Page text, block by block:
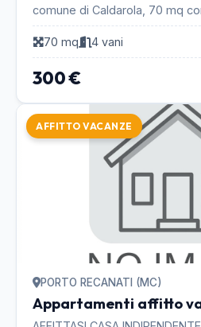
comune di Caldarola, 70 mq
due camere e bagno. Ottime
completamento arre...
70 mq 4 vani
300 €
AFFITTO VACANZE
PORTO RECANATI (MC)
Appartamenti affitto